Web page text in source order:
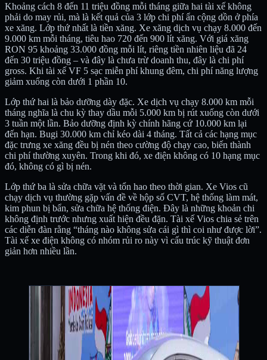
Khoảng cách 8 đến 11 triệu đồng mỗi tháng giữa hai tài xế không
phải do may rủi, mà là kết quả của 3 lớp chi phí ẩn cộng dồn ở phía
xe xăng. Lớp thứ nhất là tiền xăng. Xe xăng dịch vụ chạy 8.000 đến
9.000 km mỗi tháng, tiêu hao 720 đến 900 lít xăng. Với giá xăng
RON 95 khoảng 33.000 đồng mỗi lít, riêng tiền nhiên liệu đã 24
đến 30 triệu đồng – và đây là chưa trừ doanh thu, đây là chi phí
gross. Khi tài xế VF 5 sạc miễn phí khung đêm, chi phí năng lượng
giảm xuống còn dưới 1 phần 10.
Lớp thứ hai là bảo dưỡng dày đặc. Xe dịch vụ chạy 8.000 km mỗi
tháng nghĩa là chu kỳ thay dầu mỗi 5.000 km bị rút xuống còn dưới
3 tuần một lần. Bảo dưỡng định kỳ chính hãng cứ 10.000 km lại
đến hạn. Bugi 30.000 km chỉ kéo dài 4 tháng. Tất cả các hạng mục
đặc trưng xe xăng đều bị nén theo cường độ chạy cao, biến thành
chi phí thường xuyên. Trong khi đó, xe điện không có 10 hạng mục
đó, không có gì bị nén.
Lớp thứ ba là sửa chữa vặt và tổn hao theo thời gian. Xe Vios cũ
chạy dịch vụ thường gặp vấn đề về hộp số CVT, hệ thống làm mát,
kim phun bị bẩn, sửa chữa hệ thống điện. Đây là những khoản chi
không định trước nhưng xuất hiện đều đặn. Tài xế Vios chia sẻ trên
các diễn đàn rằng “tháng nào không sửa cái gì thì coi như được lời”.
Tài xế xe điện không có nhóm rủi ro này vì cấu trúc kỹ thuật đơn
giản hơn nhiều lần.